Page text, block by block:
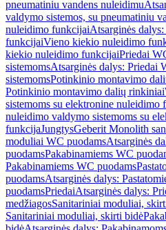
pneumatiniu vandens nuleidimu
valdymo sistemos, su pneumatiniu
nuleidimo funkcijaiAtsarginės
funkcijaiVieno kiekio nuleidimo
kiekio nuleidimo funkcijaiPriedai
sistemomsAtsarginės dalys: Priedai
sistemomsPotinkinio montavimo
Potinkinio montavimo dalių rinkiniai
sistemoms su elektronine nuleidimo
nuleidimo valdymo sistemoms su
funkcijaJungtysGeberit Monolith
moduliai WC puodamsAtsarginės
puodamsPakabinamiems WC
Pakabinamiems WC puodams
puodamsAtsarginės dalys:
puodamsPriedaiAtsarginės dalys:
medžiagosSanitariniai moduliai,
Sanitariniai moduliai, skirti bidė